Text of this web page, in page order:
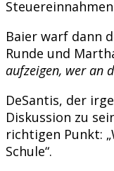
Baier warf dann
Runde und
aufzeigen, wer an
DeSantis, der
Diskussion zu
richtigen Punkt:
Schule“.